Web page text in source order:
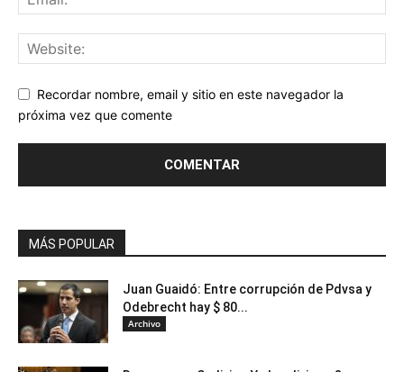
Recordar nombre, email y sitio en este navegador la
próxima vez que comente
MÁS POPULAR
Juan Guaidó: Entre corrupción de Pdvsa y
Odebrecht hay $ 80...
Archivo